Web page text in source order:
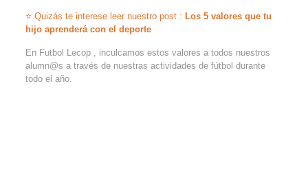
⭐ Quizás te interese leer nuestro post : Los 5 valores que tu
hijo aprenderá con el deporte
En Futbol Lecop , inculcamos estos valores a todos nuestros
alumn@s a través de nuestras actividades de fútbol durante
todo el año.